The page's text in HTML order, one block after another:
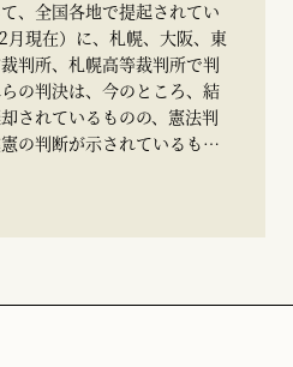
、全国各地で提起されてい
現在）に、札幌、大阪、東
判所、札幌高等裁判所で判
の判決は、今のところ、結
されているものの、憲法判
の判断が示されているもの
的かつ前向きな展望が示さ
のようにタイムラインに沿
インを眺めると、性的指向